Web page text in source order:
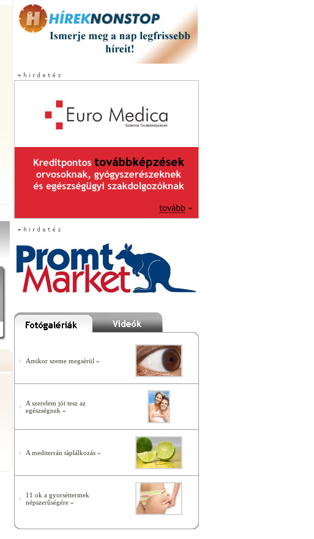
Amikor szeme megsérül »
A szerelem jót tesz az
egészségnek »
A mediterrán táplálkozás »
11 ok a gyorséttermek
népszerűségére »